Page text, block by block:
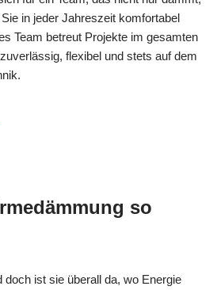
in jeder Jahreszeit komfortabel
Team betreut Projekte im gesamten
flexibel und stets auf dem
so
doch ist sie überall da, wo Energie